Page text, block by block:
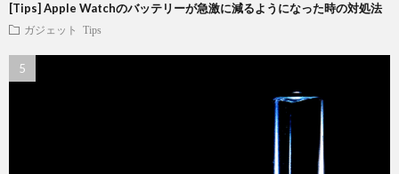
[Tips] Apple Watchのバッテリーが急激に減るようになった時の対処法
ガジェット Tips